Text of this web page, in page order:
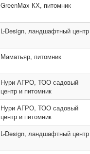
GreenMax КХ, питомник
L-Design, ландшафтный центр
Маматьяр, питомник
Нури АГРО, ТОО садовый
центр и питомник
Нури АГРО, ТОО садовый
центр и питомник
L-Design, ландшафтный центр